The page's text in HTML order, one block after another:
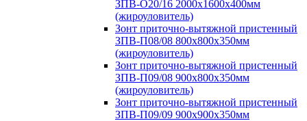
ЗПВ-О20/16 2000х1600х400мм
(жироуловитель)
Зонт приточно-вытяжной пристенный
ЗПВ-П08/08 800х800х350мм
(жироуловитель)
Зонт приточно-вытяжной пристенный
ЗПВ-П09/08 900х800х350мм
(жироуловитель)
Зонт приточно-вытяжной пристенный
ЗПВ-П09/09 900х900х350мм